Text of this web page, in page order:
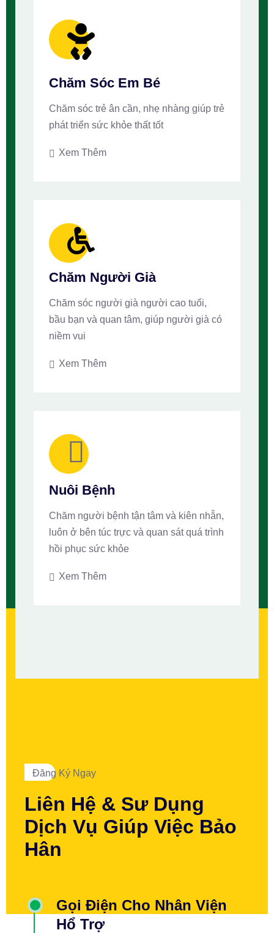
Chăm Sóc Em Bé
Chăm sóc trẻ ân cần, nhẹ nhàng giúp trẻ
phát triển sức khỏe thất tốt
Xem Thêm
Chăm Người Già
Chăm sóc người già người cao tuổi,
bầu bạn và quan tâm, giúp người già có
niềm vui
Xem Thêm
Nuôi Bệnh
Chăm người bệnh tận tâm và kiên nhẫn,
luôn ở bên túc trực và quan sát quá trình
hồi phục sức khỏe
Xem Thêm
Đăng Ký Ngay
Liên Hệ & Sư Dụng
Dịch Vụ Giúp Việc Bảo
Hân
Gọi Điện Cho Nhân Viện
Hổ Trợ